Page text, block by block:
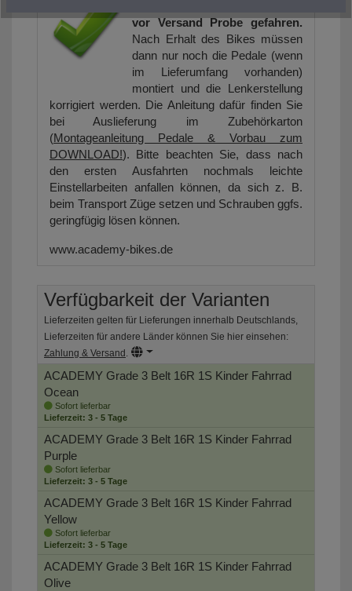
vor Versand Probe gefahren.
Nach Erhalt des Bikes müssen
dann nur noch die Pedale (wenn
im Lieferumfang vorhanden)
montiert und die Lenkerstellung
korrigiert werden. Die Anleitung dafür finden Sie
bei Auslieferung im Zubehörkarton
(Montageanleitung Pedale & Vorbau zum
DOWNLOAD!). Bitte beachten Sie, dass nach
den ersten Ausfahrten nochmals leichte
Einstellarbeiten anfallen können, da sich z. B.
beim Transport Züge setzen und Schrauben ggfs.
geringfügig lösen können.
www.academy-bikes.de
Verfügbarkeit der Varianten
Lieferzeiten gelten für Lieferungen innerhalb Deutschlands,
Lieferzeiten für andere Länder können Sie hier einsehen:
Zahlung & Versand .
ACADEMY Grade 3 Belt 16R 1S Kinder Fahrrad
Ocean
Sofort lieferbar
Lieferzeit: 3 - 5 Tage
ACADEMY Grade 3 Belt 16R 1S Kinder Fahrrad
Purple
Sofort lieferbar
Lieferzeit: 3 - 5 Tage
ACADEMY Grade 3 Belt 16R 1S Kinder Fahrrad
Yellow
Sofort lieferbar
Lieferzeit: 3 - 5 Tage
ACADEMY Grade 3 Belt 16R 1S Kinder Fahrrad
Olive